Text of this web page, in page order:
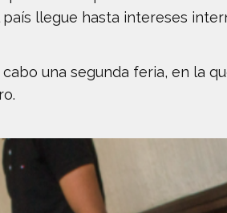
llegue hasta intereses
una segunda feria, en la